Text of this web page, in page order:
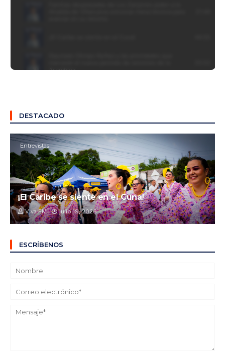
DESTACADO
Entrevistas
¡El Caribe se siente en el Cuna!
Viva FM julio 19, 2026
ESCRÍBENOS